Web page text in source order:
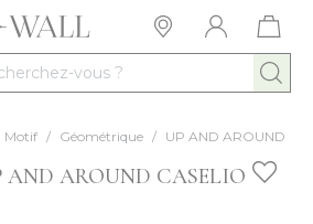
vous ?
Motif / Géométrique / UP AND AROUND
AND AROUND CASELIO